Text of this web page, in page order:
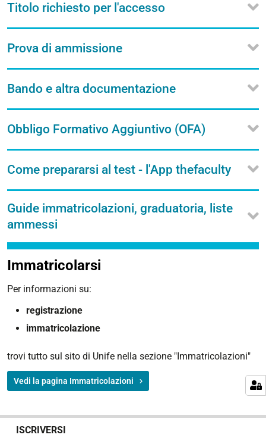
Titolo richiesto per l'accesso
Prova di ammissione
Bando e altra documentazione
Obbligo Formativo Aggiuntivo (OFA)
Come prepararsi al test - l'App thefaculty
Guide immatricolazioni, graduatoria, liste
ammessi
Immatricolarsi
Per informazioni su:
registrazione
immatricolazione
trovi tutto sul sito di Unife nella sezione "Immatricolazioni"
Vedi la pagina Immatricolazioni
ISCRIVERSI